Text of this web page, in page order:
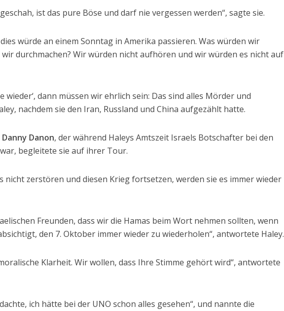
ist das pure Böse und darf nie vergessen werden“, sagte sie.
würde an einem Sonntag in Amerika passieren. Was würden wir
durchmachen? Wir würden nicht aufhören und wir würden es nicht auf
wieder‘, dann müssen wir ehrlich sein: Das sind alles Mörder und
nachdem sie den Iran, Russland und China aufgezählt hatte.
Danny Danon, der während Haleys Amtszeit Israels Botschafter bei den
begleitete sie auf ihrer Tour.
nicht zerstören und diesen Krieg fortsetzen, werden sie es immer wieder
Freunden, dass wir die Hamas beim Wort nehmen sollten, wenn
den 7. Oktober immer wieder zu wiederholen“, antwortete Haley.
Klarheit. Wir wollen, dass Ihre Stimme gehört wird“, antwortete
ich hätte bei der UNO schon alles gesehen“, und nannte die